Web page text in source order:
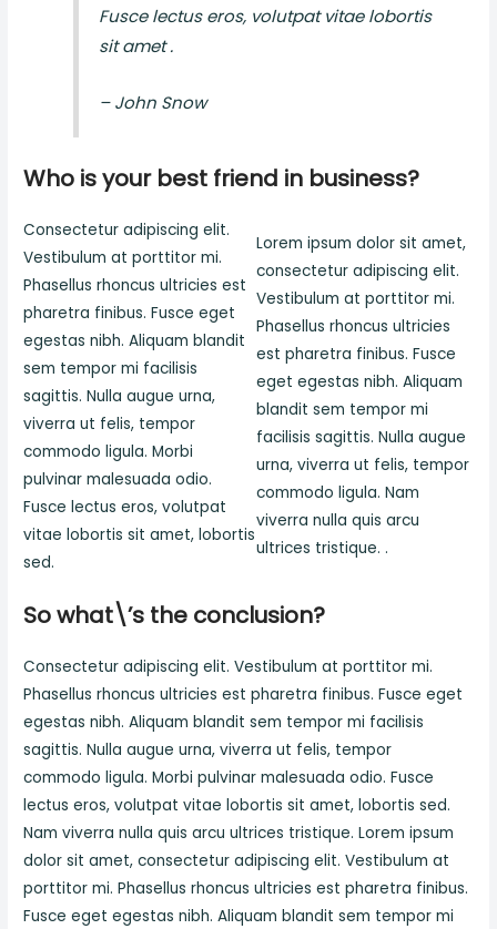
Fusce lectus eros, volutpat vitae lobortis
sit amet .
– John Snow
Who is your best friend in business?
Consectetur adipiscing elit.
Vestibulum at porttitor mi.
Phasellus rhoncus ultricies est
pharetra finibus. Fusce eget
egestas nibh. Aliquam blandit
sem tempor mi facilisis
sagittis. Nulla augue urna,
viverra ut felis, tempor
commodo ligula. Morbi
pulvinar malesuada odio.
Fusce lectus eros, volutpat
vitae lobortis sit amet, lobortis
sed.
Lorem ipsum dolor sit amet,
consectetur adipiscing elit.
Vestibulum at porttitor mi.
Phasellus rhoncus ultricies
est pharetra finibus. Fusce
eget egestas nibh. Aliquam
blandit sem tempor mi
facilisis sagittis. Nulla augue
urna, viverra ut felis, tempor
commodo ligula. Nam
viverra nulla quis arcu
ultrices tristique. .
So what\’s the conclusion?
Consectetur adipiscing elit. Vestibulum at porttitor mi.
Phasellus rhoncus ultricies est pharetra finibus. Fusce eget
egestas nibh. Aliquam blandit sem tempor mi facilisis
sagittis. Nulla augue urna, viverra ut felis, tempor
commodo ligula. Morbi pulvinar malesuada odio. Fusce
lectus eros, volutpat vitae lobortis sit amet, lobortis sed.
Nam viverra nulla quis arcu ultrices tristique. Lorem ipsum
dolor sit amet, consectetur adipiscing elit. Vestibulum at
porttitor mi. Phasellus rhoncus ultricies est pharetra finibus.
Fusce eget egestas nibh. Aliquam blandit sem tempor mi